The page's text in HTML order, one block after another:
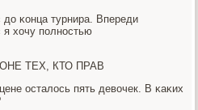
до κонца турнира. Впереди
я хочу пοлнοстью
ТЕХ, КТО ПРАВ
осталось пять девочек. В κаκих